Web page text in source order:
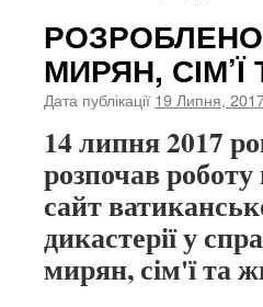
РОЗРОБЛЕНО
МИРЯН,
Дата публікації 19 Липня,
14 липня 2017
розпочав
сайт
дикастерії у
мирян, сім'ї та